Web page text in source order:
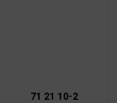
71 21 10-2